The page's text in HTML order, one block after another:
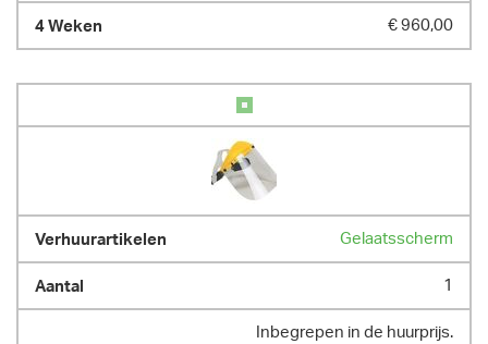
€ 960,00
Gelaatsscherm
1
Inbegrepen in de huurprijs.